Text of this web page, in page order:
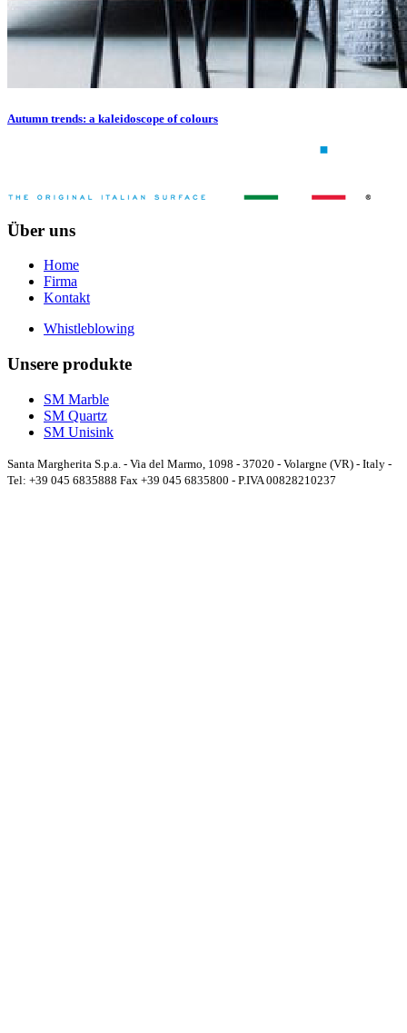
Autumn trends: a kaleidoscope of colours
Über uns
Home
Firma
Kontakt
Whistleblowing
Unsere produkte
SM Marble
SM Quartz
SM Unisink
Santa Margherita S.p.a. - Via del Marmo, 1098 - 37020 - Volargne (VR) - Italy -
Tel: +39 045 6835888 Fax +39 045 6835800 - P.IVA 00828210237